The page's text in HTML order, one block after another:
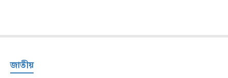
জাতীয়